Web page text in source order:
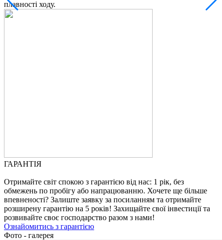
плавності ходу.
ГАРАНТІЯ
Отримайте світ спокою з гарантією від нас: 1 рік, без
обмежень по пробігу або напрацюванню. Хочете ще більше
впевненості? Залиште заявку за посиланням та отримайте
розширену гарантію на 5 років! Захищайте свої інвестиції та
розвивайте своє господарство разом з нами!
Ознайомитись з гарантією
Фото - галерея